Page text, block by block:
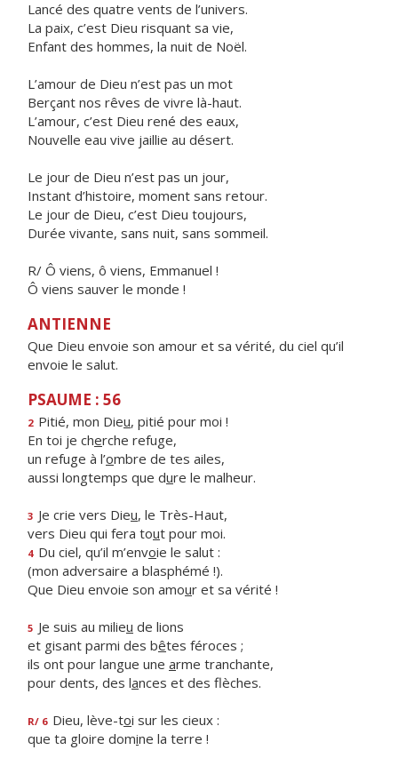
Lancé des quatre vents de l’univers.
La paix, c’est Dieu risquant sa vie,
Enfant des hommes, la nuit de Noël.
L’amour de Dieu n’est pas un mot
Berçant nos rêves de vivre là-haut.
L’amour, c’est Dieu rené des eaux,
Nouvelle eau vive jaillie au désert.
Le jour de Dieu n’est pas un jour,
Instant d’histoire, moment sans retour.
Le jour de Dieu, c’est Dieu toujours,
Durée vivante, sans nuit, sans sommeil.
R/ Ô viens, ô viens, Emmanuel !
Ô viens sauver le monde !
ANTIENNE
Que Dieu envoie son amour et sa vérité, du ciel qu’il
envoie le salut.
PSAUME : 56
2 Pitié, mon Dieu, pitié pour moi !
En toi je cherche refuge,
un refuge à l’ombre de tes ailes,
aussi longtemps que dure le malheur.
3 Je crie vers Dieu, le Très-Haut,
vers Dieu qui fera tout pour moi.
4 Du ciel, qu’il m’envoie le salut :
(mon adversaire a blasphémé !).
Que Dieu envoie son amour et sa vérité !
5 Je suis au milieu de lions
et gisant parmi des bêtes féroces ;
ils ont pour langue une arme tranchante,
pour dents, des lances et des flèches.
R/ 6 Dieu, lève-toi sur les cieux :
que ta gloire domine la terre !